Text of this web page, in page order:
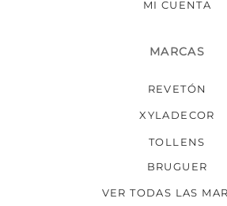
MI CUENTA
MARCAS
REVETÓN
XYLADECOR
TOLLENS
BRUGUER
VER TODAS LAS